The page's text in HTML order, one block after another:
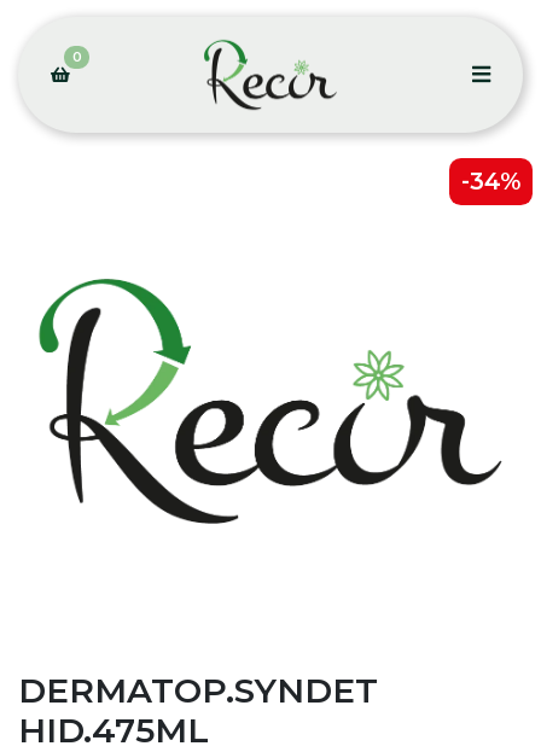
0
-34%
DERMATOP.SYNDET
HID.475ML